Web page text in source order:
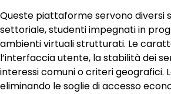
Queste piattaforme servono diversi
settoriale, studenti impegnati in
ambienti virtuali strutturati. Le
l’interfaccia utente, la stabilità dei
interessi comuni o criteri geografici.
eliminando le soglie di accesso